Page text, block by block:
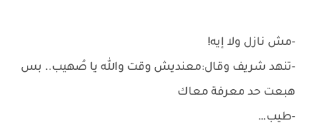
-مش نازل ولا إيه!
-تنهد شريف وقال:معنديش وقت والله يا صُهيب.. بس
هبعت حد معرفة معاك
-طيب…